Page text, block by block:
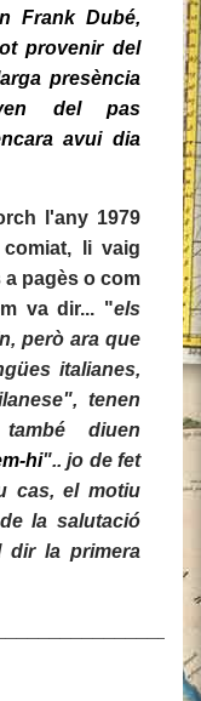
Frank Dubé,
provenir del
presència
del pas
avui dia
l'any 1979
li vaig
pagès o com
va dir... "els
però ara que
italianes,
tenen
diuen
hi".. jo de fet
cas, el motiu
la salutació
dir la primera